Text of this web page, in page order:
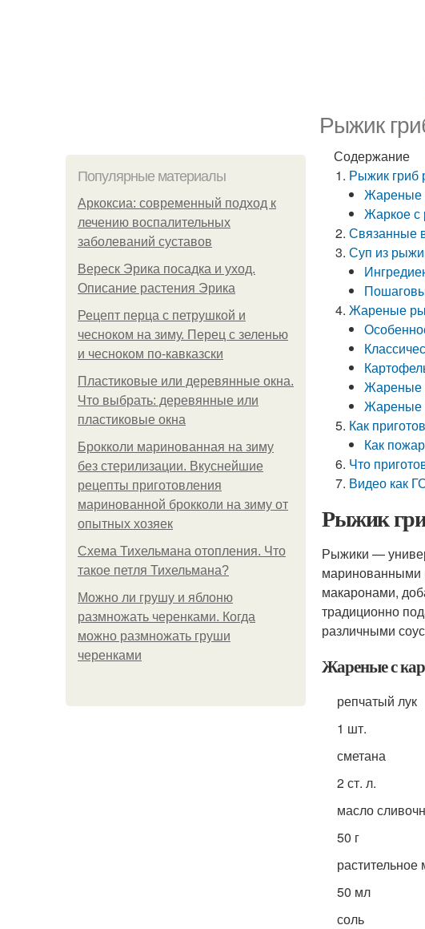
Рыжик
Популярные материалы
Аркоксиа: современный подход к
лечению воспалительных
заболеваний суставов
Вереск Эрика посадка и уход.
Описание растения Эрика
Рецепт перца с петрушкой и
чесноком на зиму. Перец с зеленью
и чесноком по-кавказски
Пластиковые или деревянные окна.
Что выбрать: деревянные или
пластиковые окна
Брокколи маринованная на зиму
без стерилизации. Вкуснейшие
рецепты приготовления
маринованной брокколи на зиму от
опытных хозяек
Схема Тихельмана отопления. Что
такое петля Тихельмана?
Можно ли грушу и яблоню
размножать черенками. Когда
можно размножать груши
черенками
Содержание
Рыжик гриб
Жареные
Жаркое с
Связанные
Суп из
Жареные
Жареные
Жареные
Как
Как
Что
Видео как
Рыжик
Рыжики —
маринованными
макаронами,
традиционно
различными
Жареные с
репчатый лук
1 шт.
сметана
2 ст. л.
масло
50 г
50 мл
соль